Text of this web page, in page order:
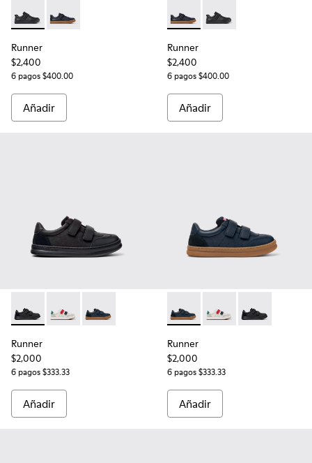
Runner - K800319-001 - Zapatillas negras de piel y textil
Runner - K800319-006 - Zapatillas azules de piel y
Runner
$2,400
6 pagos $400.00
Añadir
Runner - K800319-006 -
Runner - K800319-
Runner
$2,400
6 pagos $400.00
Añadir
Runner - K800652-001 - Zapatillas de piel y nobuk negras
Runner - K800652-007
Runner - K800652-003 - Zapatillas infantiles
Runner
$2,000
6 pagos $333.33
Añadir
Runner - K800652-003 -
Runner - K800652-
Runner -
Runner
$2,000
6 pagos $333.33
Añadir